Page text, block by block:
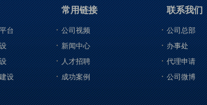
台
设
常用链接
公司视频
新闻中心
人才招聘
成功案例
联系我们
公司总部
办事处
代理申请
公司微博